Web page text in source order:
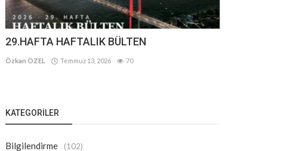
29.HAFTA HAFTALIK BÜLTEN
Özkan ÖZEL Temmuz 13, 2026 70
KATEGORILER
Bilgilendirme (102)